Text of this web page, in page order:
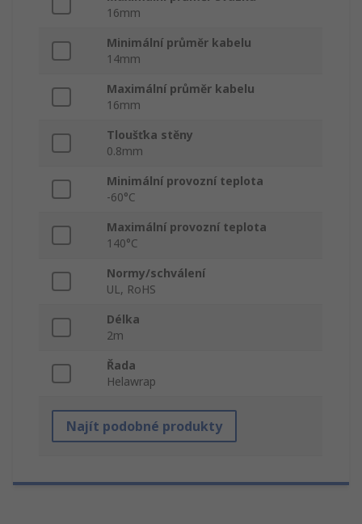
16mm
Minimální průměr kabelu
14mm
Maximální průměr kabelu
16mm
Tloušťka stěny
0.8mm
Minimální provozní teplota
-60°C
Maximální provozní teplota
140°C
Normy/schválení
UL, RoHS
Délka
2m
Řada
Helawrap
Najít podobné produkty